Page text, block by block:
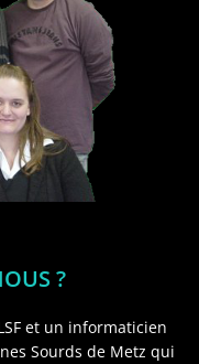
?
et un informaticien
Sourds de Metz qui